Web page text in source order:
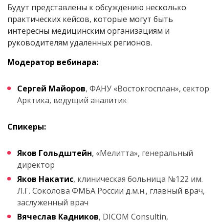
Будут представлены к обсуждению несколько
практических кейсов, которые могут быть
интересны медицинским организациям и
руководителям удаленных регионов.
Модератор вебинара:
Сергей Майоров, ФАНУ «Востокгосплан», сектор
Арктика, ведущий аналитик
Спикеры:
Яков Гольдштейн, «Мелитта», генеральный
директор
Яков Накатис, клиническая больница №122 им.
Л.Г. Соколова ФМБА России д.м.н., главный врач,
заслуженный врач
Вячеслав Кадников, DICOM Consultin,